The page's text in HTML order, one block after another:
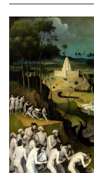
jafnt sem styrkj­um
ið með­byr.